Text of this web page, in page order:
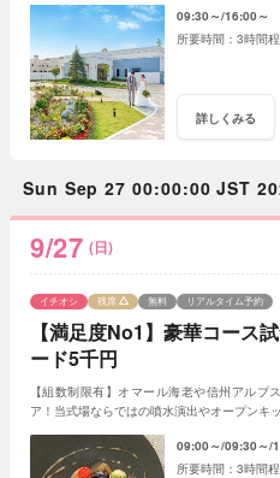
09:30～ 16:00～
3時間
詳しくみる
Sun Sep 27 00:00:00 JST
9/27 (日)
【満足度No1】豪華コース
ード5千円
イチオシ 残席 無料 リアルタイム予約
【組数制限有】オマール海老や信州アルプ
ア！当式場ならではの噴水演出やオープンキ
09:00～ 09:30～
3時間